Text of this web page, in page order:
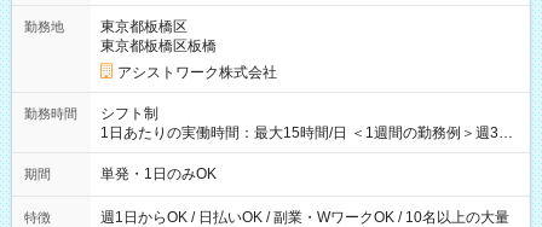
勤務地
東京都板橋区
東京都板橋区板橋
アシストワーク株式会社
勤務時間
シフト制
1日あたりの実働時間：最大15時間/日 ＜1週間の勤務例＞週3回
勤務 勤務：月・水・金 休み：火・木・土・日 好きな時にお仕事
可能です！ ※1日あたりの最大実働時間は日勤、夜勤共に勤務し
期間 単発・1日のみOK
特徴
週1日からOK / 日払いOK / 副業・WワークOK / 10名以上の大量